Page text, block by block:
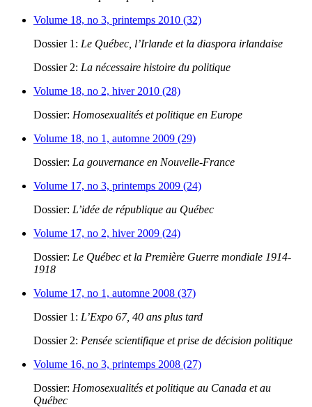
Volume 18, no 3, printemps 2010 (32)
Dossier 1: Le Québec, l’Irlande et la diaspora irlandaise
Dossier 2: La nécessaire histoire du politique
Volume 18, no 2, hiver 2010 (28)
Dossier: Homosexualités et politique en Europe
Volume 18, no 1, automne 2009 (29)
Dossier: La gouvernance en Nouvelle-France
Volume 17, no 3, printemps 2009 (24)
Dossier: L’idée de république au Québec
Volume 17, no 2, hiver 2009 (24)
Dossier: Le Québec et la Première Guerre mondiale 1914-
1918
Volume 17, no 1, automne 2008 (37)
Dossier 1: L’Expo 67, 40 ans plus tard
Dossier 2: Pensée scientifique et prise de décision politique
Volume 16, no 3, printemps 2008 (27)
Dossier: Homosexualités et politique au Canada et au
Québec